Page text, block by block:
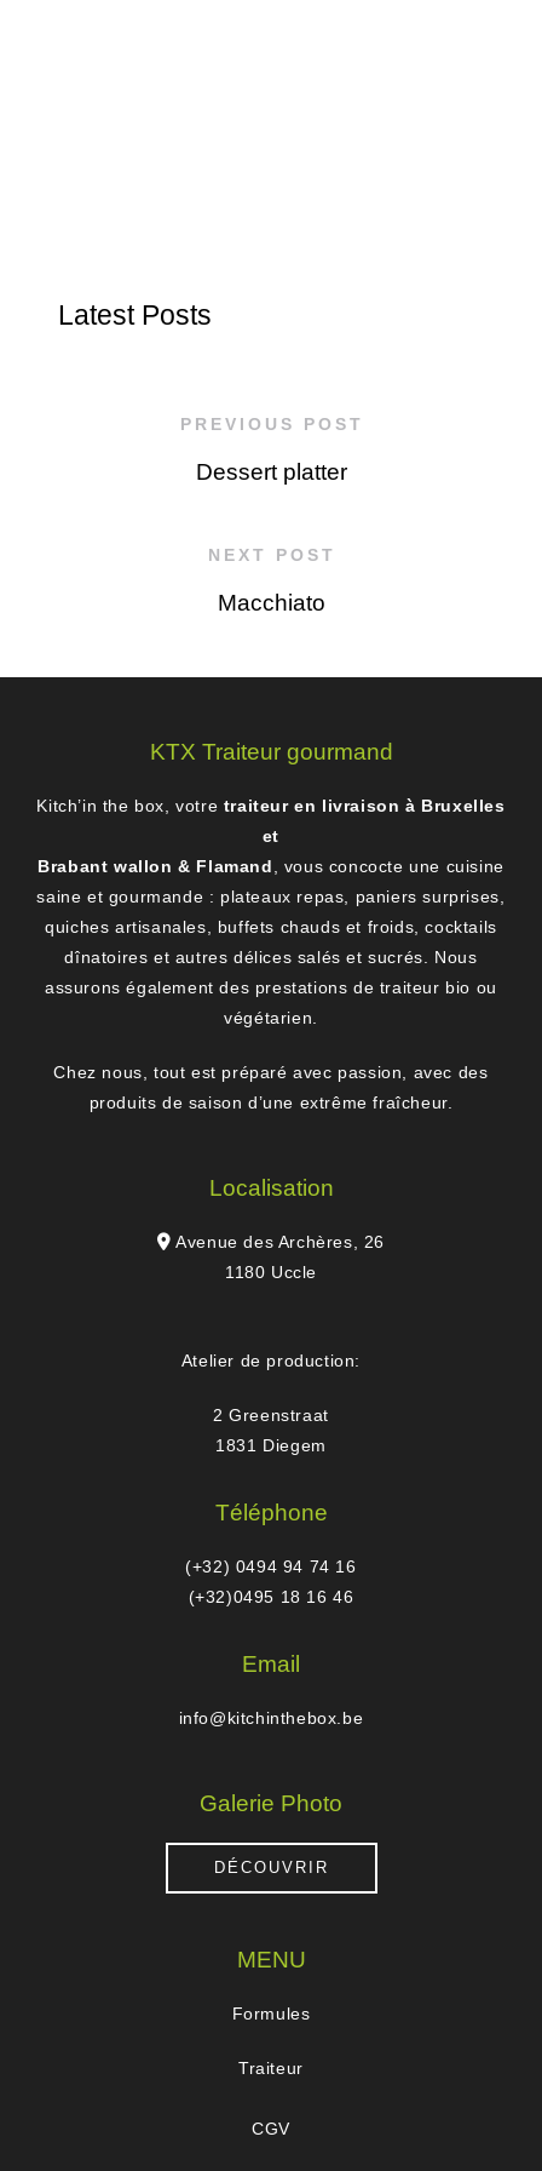
Latest Posts
PREVIOUS POST
Dessert platter
NEXT POST
Macchiato
KTX Traiteur gourmand
Kitch’in the box, votre traiteur en livraison à Bruxelles
et
Brabant wallon & Flamand , vous concocte une cuisine
saine et gourmande : plateaux repas, paniers surprises,
quiches artisanales, buffets chauds et froids, cocktails
dînatoires et autres délices salés et sucrés. Nous
assurons également des prestations de traiteur bio ou
végétarien.
Chez nous, tout est préparé avec passion, avec des
produits de saison d’une extrême fraîcheur.
Localisation
Avenue des Archères, 26
1180 Uccle
Atelier de production:
2 Greenstraat
1831 Diegem
Téléphone
(+32) 0494 94 74 16
(+32)0495 18 16 46
Email
info@kitchinthebox.be
Galerie Photo
DÉCOUVRIR
MENU
Formules
Traiteur
CGV